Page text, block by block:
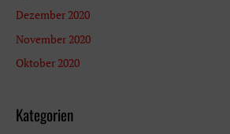
Dezember 2020
November 2020
Oktober 2020
Kategorien